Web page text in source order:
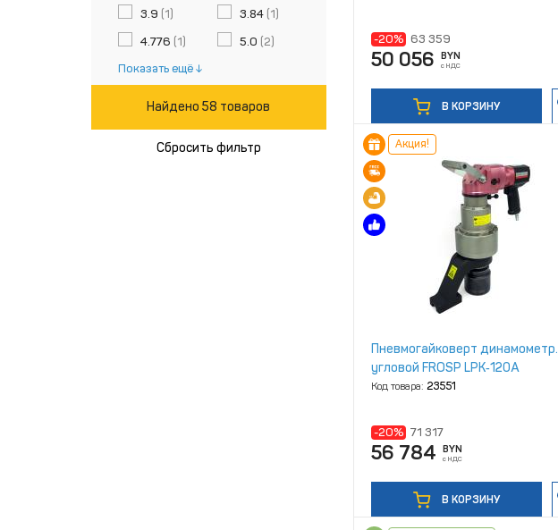
3.9 (1) 3.84 (1)
4.776 (1) 5.0 (2)
Показать ещё
Найдено 58 товаров
Сбросить фильтр
-20% 63 359
50 056 BYN
с НДС
В КОРЗИНУ
Акция!
Пневмогайковерт динамометр.
угловой FROSP LPK‑120A
Код товара: 23551
-20% 71 317
56 784 BYN
с НДС
В КОРЗИНУ